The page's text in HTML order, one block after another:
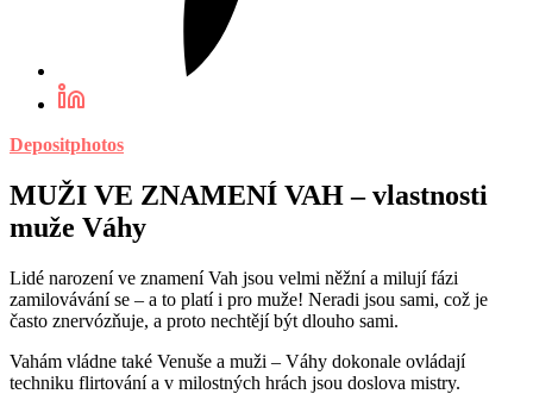
Depositphotos
MUŽI VE ZNAMENÍ VAH – vlastnosti
muže Váhy
Lidé narození ve znamení Vah jsou velmi něžní a milují fázi
zamilovávání se – a to platí i pro muže! Neradi jsou sami, což je
často znervózňuje, a proto nechtějí být dlouho sami.
Vahám vládne také Venuše a muži – Váhy dokonale ovládají
techniku flirtování a v milostných hrách jsou doslova mistry.